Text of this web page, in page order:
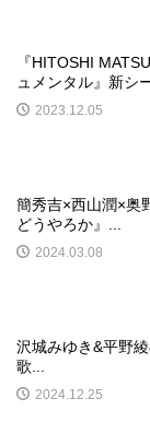
『HITOSHI
ュメンタル』新シ
2023.12.05
簡秀吉×西山潤×
どうやろか』...
2024.03.08
沢城みゆき&平野
歌...
2024.12.25